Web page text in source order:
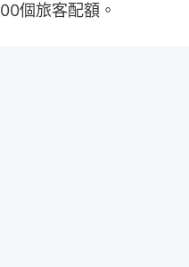
個旅客配額。